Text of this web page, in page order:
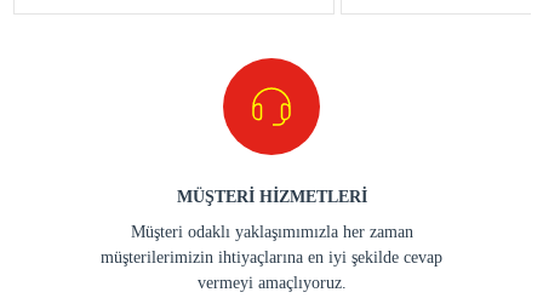
MÜŞTERİ HİZMETLERİ
Müşteri odaklı yaklaşımımızla her zaman
müşterilerimizin ihtiyaçlarına en iyi şekilde cevap
vermeyi amaçlıyoruz.